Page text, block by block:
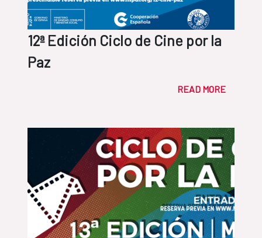
12ª Edición Ciclo de Cine por la
Paz
READ MORE